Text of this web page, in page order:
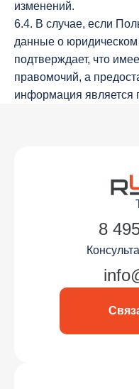
изменений.
6.4. В случае, если
данные о
подтверждает, что
правомочий, а
информация является
8